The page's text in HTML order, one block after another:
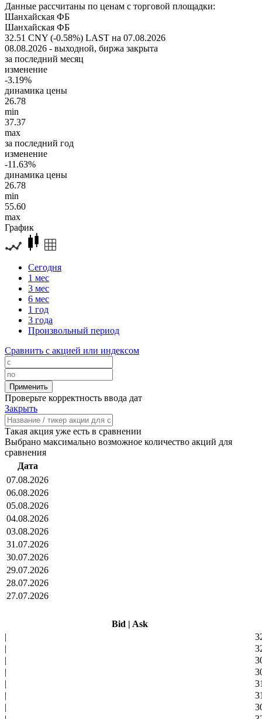
Данные рассчитаны по ценам с торговой площадки:
Шанхайская ФБ
Шанхайская ФБ
32.51 CNY (-0.58%) LAST на 07.08.2026
08.08.2026 - выходной, биржа закрыта
за последний месяц
изменение
-3.19%
динамика цены
26.78
min
37.37
max
за последний год
изменение
-11.63%
динамика цены
26.78
min
55.60
max
График
Сегодня
1 мес
3 мес
6 мес
1 год
3 года
Произвольный период
Сравнить с акцией или индексом
Проверьте корректность ввода дат
Закрыть
Такая акция уже есть в сравнении
Выбрано максимально возможное количество акций для
сравнения
Дата
07.08.2026
06.08.2026
05.08.2026
04.08.2026
03.08.2026
31.07.2026
30.07.2026
29.07.2026
28.07.2026
27.07.2026
Bid | Ask
|
|
|
|
|
|
|